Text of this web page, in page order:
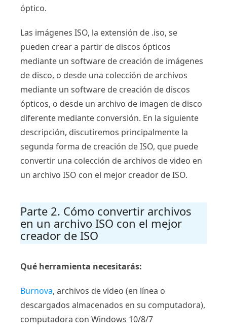
óptico.
Las imágenes ISO, la extensión de .iso, se
pueden crear a partir de discos ópticos
mediante un software de creación de imágenes
de disco, o desde una colección de archivos
mediante un software de creación de discos
ópticos, o desde un archivo de imagen de disco
diferente mediante conversión. En la siguiente
descripción, discutiremos principalmente la
segunda forma de creación de ISO, que puede
convertir una colección de archivos de video en
un archivo ISO con el mejor creador de ISO.
Parte 2. Cómo convertir archivos
en un archivo ISO con el mejor
creador de ISO
Qué herramienta necesitarás:
Burnova, archivos de video (en línea o
descargados almacenados en su computadora),
computadora con Windows 10/8/7